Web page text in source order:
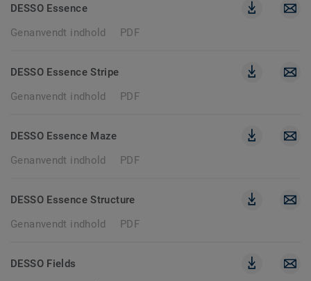
DESSO Essence
Genanvendt indhold
PDF
DESSO Essence Stripe
Genanvendt indhold
PDF
DESSO Essence Maze
Genanvendt indhold
PDF
DESSO Essence Structure
Genanvendt indhold
PDF
DESSO Fields